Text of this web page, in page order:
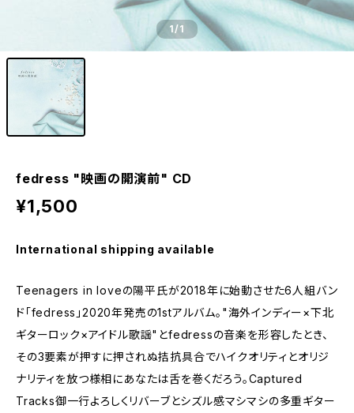
1/1
fedress "映画の開演前" CD
¥1,500
International shipping available
Teenagers in loveの陽平氏が2018年に始動させた6人組バン
ド「fedress」2020年発売の1stアルバム。"海外インディー×下北
ギターロック×アイドル歌謡"とfedressの音楽を形容したとき、
その3要素が押すに押されぬ拮抗具合でハイクオリティとオリジ
ナリティを放つ様相にあなたは舌を巻くだろう。Captured
Tracks御一行よろしくリバーブとシズル感マシマシの多重ギター